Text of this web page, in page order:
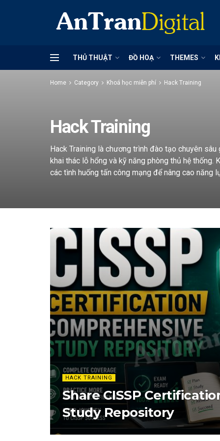
THỦ THUẬT ĐỒ HOẠ THEMES
Home Category Khoá học miễn phí Hack Training
Hack Training
Hack Training là chương trình đào tạo chuyên
khai thác lỗ hổng và kỹ năng phòng thủ hệ thống.
các tình huống tấn công mạng để nâng cao năng
HACK TRAINING
Share CISSP
Study Repository